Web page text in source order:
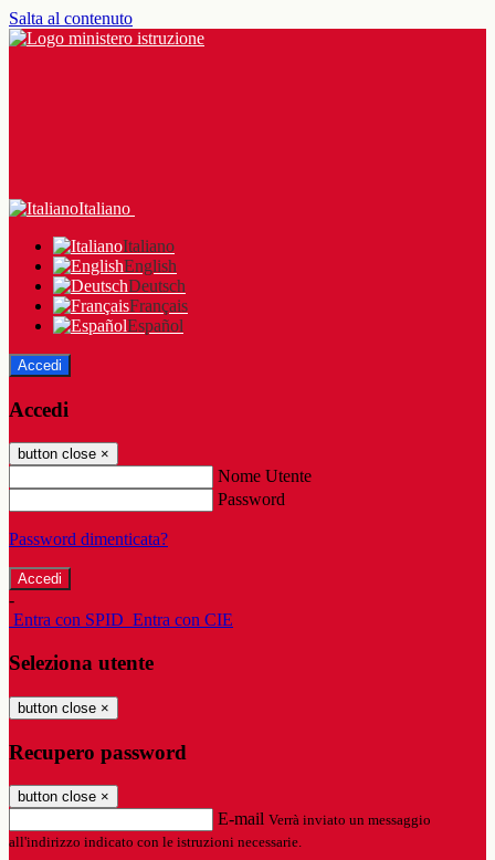
Salta al contenuto
Italiano
Italiano
English
Deutsch
Français
Español
Accedi
Accedi
button close ×
Nome Utente
Password
Password dimenticata?
-
Entra con SPID Entra con CIE
Seleziona utente
button close ×
Recupero password
button close ×
E-mail Verrà inviato un messaggio
all'indirizzo indicato con le istruzioni necessarie.